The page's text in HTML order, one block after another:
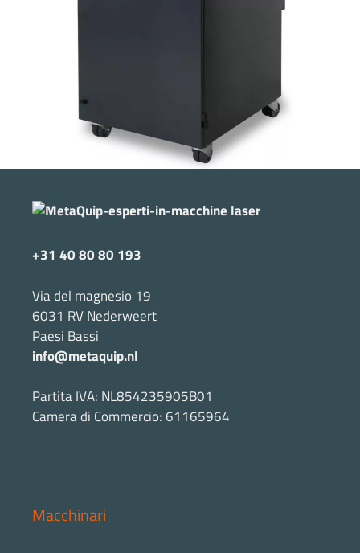
+31 40 80 80 193
Via del magnesio 19
6031 RV Nederweert
Paesi Bassi
info@metaquip.nl
Partita IVA: NL854235905B01
Camera di Commercio: 61165964
Macchinari